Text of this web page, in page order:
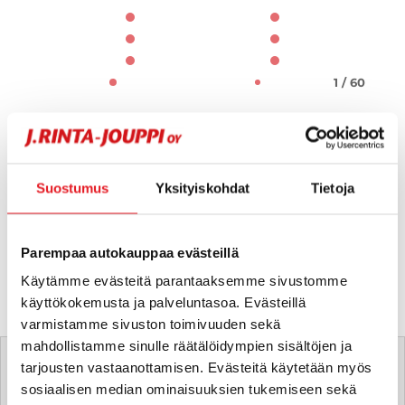
Suostumus Yksityiskohdat Tietoja
Parempaa autokauppaa evästeillä
Käytämme evästeitä parantaaksemme sivustomme
käyttökokemusta ja palveluntasoa. Evästeillä
varmistamme sivuston toimivuuden sekä
mahdollistamme sinulle räätälöidympien sisältöjen ja
tarjousten vastaanottamisen. Evästeitä käytetään myös
sosiaalisen median ominaisuuksien tukemiseen sekä
1 / 60
Tätä ajoneuvoa myy